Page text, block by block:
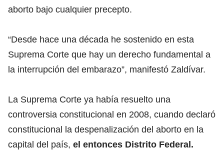
aborto bajo cualquier precepto.
“Desde hace una década he sostenido en esta
Suprema Corte que hay un derecho fundamental a
la interrupción del embarazo”, manifestó Zaldívar.
La Suprema Corte ya había resuelto una
controversia constitucional en 2008, cuando declaró
constitucional la despenalización del aborto en la
capital del país, el entonces Distrito Federal.